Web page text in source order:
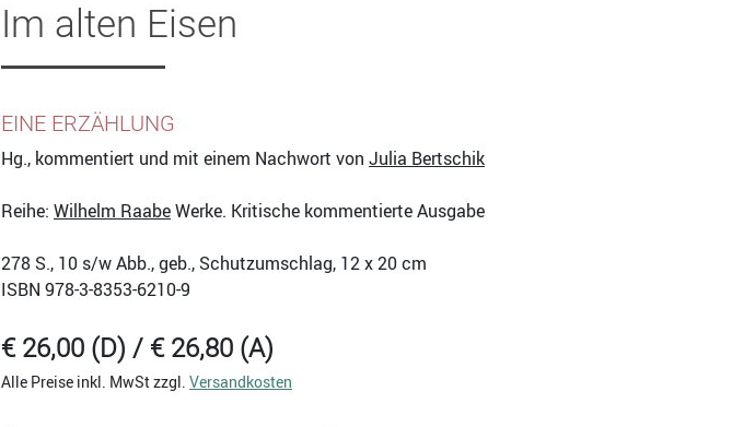
Im alten Eisen
EINE ERZÄHLUNG
Hg., kommentiert und mit einem Nachwort von Julia Bertschik
Reihe: Wilhelm RaabeWerke. Kritische kommentierte Ausgabe
278 S., 10 s/w Abb., geb., Schutzumschlag, 12 x 20 cm
ISBN 978-3-8353-6210-9
€ 26,00 (D) / € 26,80 (A)
Alle Preise inkl. MwSt zzgl. Versandkosten